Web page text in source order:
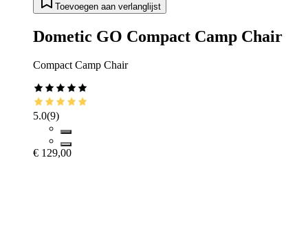
Toevoegen aan verlanglijst
Dometic GO Compact Camp Chair
Compact Camp Chair
5.0(9)
€ 129,00